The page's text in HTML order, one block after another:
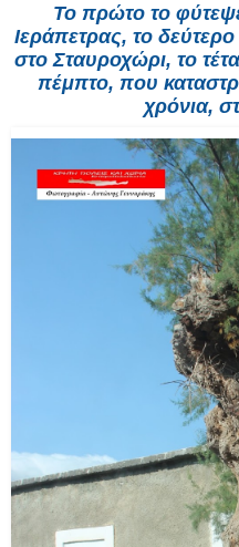
Το πρώτο το
Ιεράπετρας, το
στο Σταυροχώρι, το
πέμπτο, που
χρόνια,